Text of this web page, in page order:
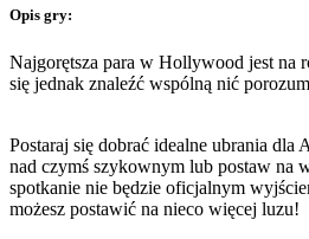
Opis gry:
Najgorętsza para w Hollywood jest na
się jednak znaleźć wspólną nić
Postaraj się dobrać idealne ubrania dla
nad czymś szykownym lub postaw na
spotkanie nie będzie oficjalnym
możesz postawić na nieco więcej luzu!